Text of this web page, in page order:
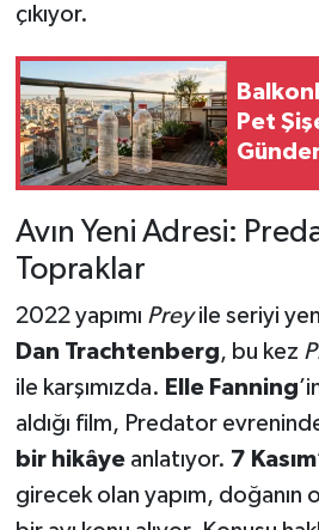
çıkıyor.
Pet
Risk
Avın Yeni Adresi:
Topraklar
2022 yapımı Preyile seriyi
Dan Trachtenberg, bu kez
ile karşımızda. Elle Fanning
aldığı film, Predator
bir hikâyeanlatıyor. 7
girecek olan yapım, doğanın